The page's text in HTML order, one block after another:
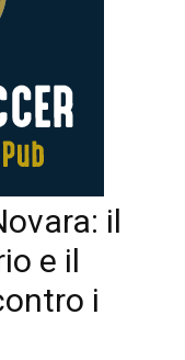
il
e il
i